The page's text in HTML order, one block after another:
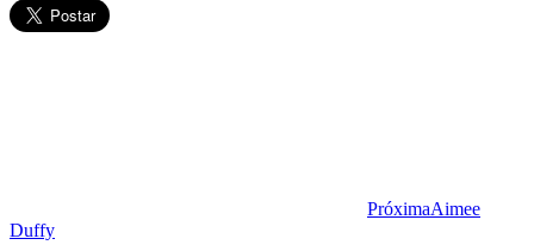
PróximaAimee
Duffy